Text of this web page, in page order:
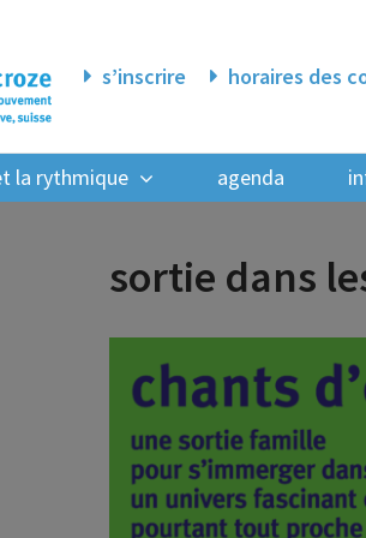
s’inscrire horaires des
la rythmique agenda
sortie dans